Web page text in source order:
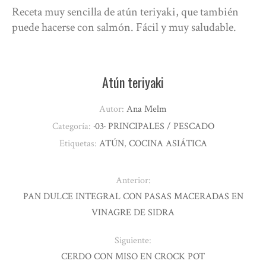
Receta muy sencilla de atún teriyaki, que también
puede hacerse con salmón. Fácil y muy saludable.
Atún teriyaki
Autor: Ana Melm
Categoría: ·03· PRINCIPALES / PESCADO
Etiquetas: ATÚN, COCINA ASIÁTICA
Anterior:
PAN DULCE INTEGRAL CON PASAS MACERADAS EN
VINAGRE DE SIDRA
Siguiente:
CERDO CON MISO EN CROCK POT